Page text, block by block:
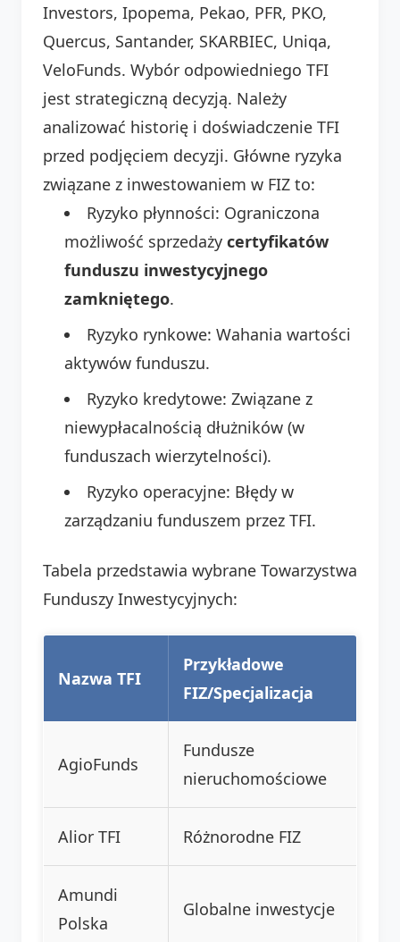
Investors, Ipopema, Pekao, PFR, PKO,
Quercus, Santander, SKARBIEC, Uniqa,
VeloFunds. Wybór odpowiedniego TFI
jest strategiczną decyzją. Należy
analizować historię i doświadczenie TFI
przed podjęciem decyzji. Główne ryzyka
związane z inwestowaniem w FIZ to:
Ryzyko płynności: Ograniczona
możliwość sprzedaży certyfikatów
funduszu inwestycyjnego
zamkniętego.
Ryzyko rynkowe: Wahania wartości
aktywów funduszu.
Ryzyko kredytowe: Związane z
niewypłacalnością dłużników (w
funduszach wierzytelności).
Ryzyko operacyjne: Błędy w
zarządzaniu funduszem przez TFI.
Tabela przedstawia wybrane Towarzystwa
Funduszy Inwestycyjnych:
Nazwa TFI
Przykładowe
FIZ/Specjalizacja
AgioFunds
Fundusze
nieruchomościowe
Alior TFI Różnorodne FIZ
Amundi
Polska
Globalne inwestycje